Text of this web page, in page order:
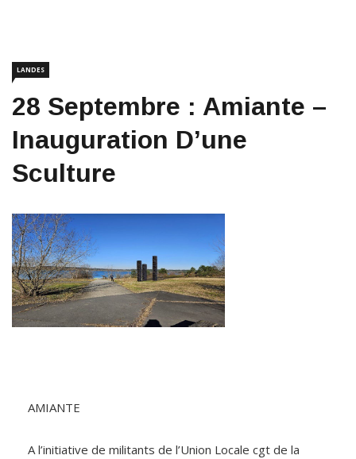
LANDES
28 Septembre : Amiante –
Inauguration D’une
Sculture
AMIANTE
A l’initiative de militants de l’Union Locale cgt de la